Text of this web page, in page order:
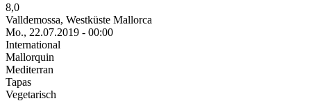
8,0
Valldemossa, Westküste Mallorca
Mo., 22.07.2019 - 00:00
International
Mallorquin
Mediterran
Tapas
Vegetarisch